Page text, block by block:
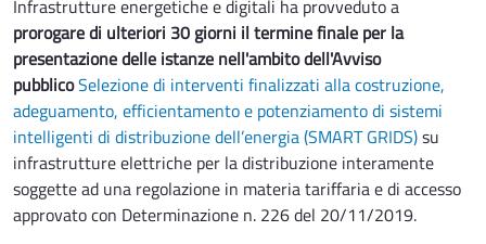
Infrastrutture energetiche e digitali ha provveduto a
prorogare di ulteriori 30 giorni il termine finale per la
presentazione delle istanze nell'ambito dell'Avviso
pubblicoSelezione di interventi finalizzati alla costruzione,
adeguamento, efficientamento e potenziamento di sistemi
intelligenti di distribuzione dell’energia (SMART GRIDS)su
infrastrutture elettriche per la distribuzione interamente
soggette ad una regolazione in materia tariffaria e di accesso
approvato con Determinazione n. 226 del 20/11/2019.